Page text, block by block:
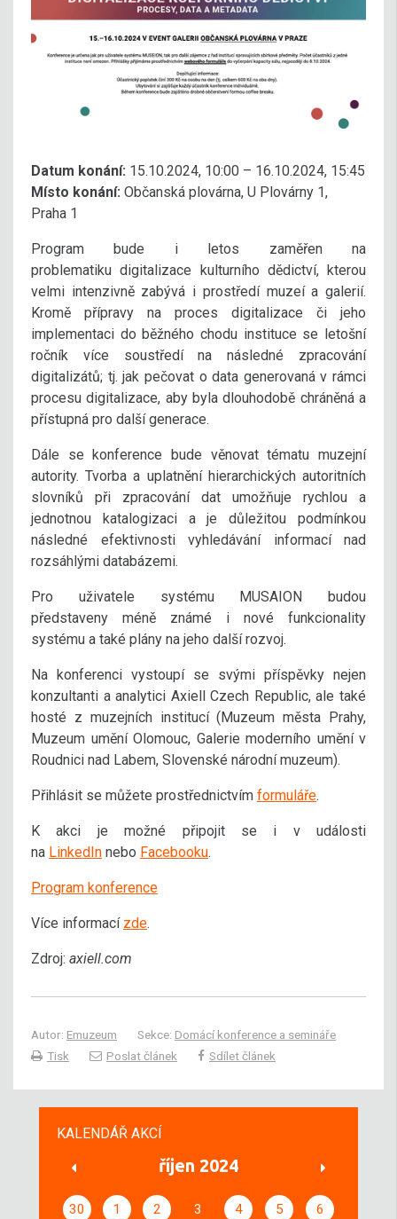
Datum konání: 15.10.2024, 10:00 – 16.10.2024, 15:45
Místo konání: Občanská plovárna, U Plovárny 1,
Praha 1
Program bude i letos zaměřen na
problematiku digitalizace kulturního dědictví, kterou
velmi intenzivně zabývá i prostředí muzeí a galerií.
Kromě přípravy na proces digitalizace či jeho
implementaci do běžného chodu instituce se letošní
ročník více soustředí na následné zpracování
digitalizátů; tj. jak pečovat o data generovaná v rámci
procesu digitalizace, aby byla dlouhodobě chráněná a
přístupná pro další generace.
Dále se konference bude věnovat tématu muzejní
autority. Tvorba a uplatnění hierarchických autoritních
slovníků při zpracování dat umožňuje rychlou a
jednotnou katalogizaci a je důležitou podmínkou
následné efektivnosti vyhledávání informací nad
rozsáhlými databázemi.
Pro uživatele systému MUSAION budou
představeny méně známé i nové funkcionality
systému a také plány na jeho další rozvoj.
Na konferenci vystoupí se svými příspěvky nejen
konzultanti a analytici Axiell Czech Republic, ale také
hosté z muzejních institucí (Muzeum města Prahy,
Muzeum umění Olomouc, Galerie moderního umění v
Roudnici nad Labem, Slovenské národní muzeum).
Přihlásit se můžete prostřednictvím formuláře.
K akci je možné připojit se i v události
na LinkedIn nebo Facebooku.
Program konference
Více informací zde.
Zdroj: axiell.com
Autor: Emuzeum Sekce: Domácí konference a semináře
Tisk
Poslat článek Sdílet článek
KALENDÁŘ AKCÍ
říjen 2024
30 1 2 3 4 5
6